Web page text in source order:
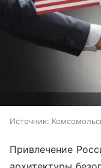
Источник:
Привлечение